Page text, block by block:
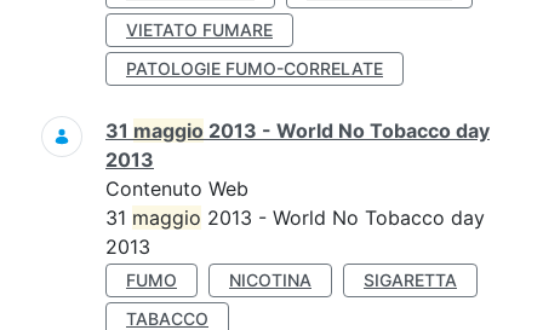
VIETATO FUMARE
PATOLOGIE FUMO-CORRELATE
31 maggio 2013 - World No Tobacco day
2013
Contenuto Web
31 maggio 2013 - World No Tobacco day
2013
FUMO NICOTINA
SIGARETTA
TABACCO